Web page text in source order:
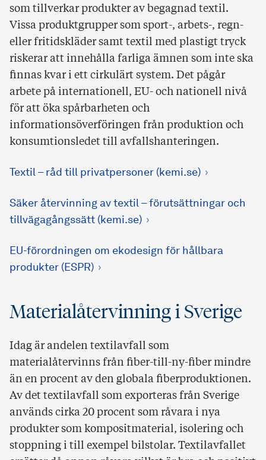
som tillverkar produkter av begagnad textil.
Vissa produktgrupper som sport-, arbets-, regn-
eller fritidskläder samt textil med plastigt tryck
riskerar att innehålla farliga ämnen som inte ska
finnas kvar i ett cirkulärt system. Det pågår
arbete på internationell, EU- och nationell nivå
för att öka spårbarheten och
informationsöverföringen från produktion och
konsumtionsledet till avfallshanteringen.
Textil – råd till privatpersoner (kemi.se)
Säker återvinning av textil – förutsättningar och
tillvägagångssätt (kemi.se)
EU-förordningen om ekodesign för hållbara
produkter (ESPR)
Materialåtervinning i Sverige
Idag är andelen textilavfall som
materialåtervinns från fiber-till-ny-fiber mindre
än en procent av den globala fiberproduktionen.
Av det textilavfall som exporteras från Sverige
används cirka 20 procent som råvara i nya
produkter som kompositmaterial, isolering och
stoppning i till exempel bilstolar. Textilavfallet